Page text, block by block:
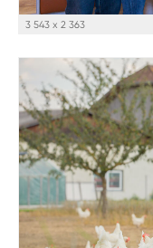
3 543 x 2 363